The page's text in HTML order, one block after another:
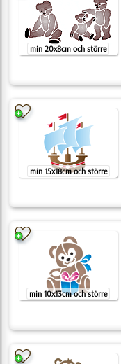
min 20x8cm och större
min 15x18cm och större
min 10x13cm och större